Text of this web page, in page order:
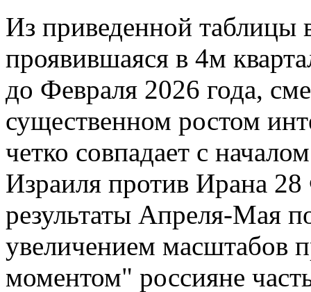
Из приведенной таблицы
проявившаяся в 4м
до Февраля 2026 года,
существенном ростом
четко совпадает с
Израиля против Ирана 28
результаты Апреля-Мая
увеличением масштабов
моментом" россияне